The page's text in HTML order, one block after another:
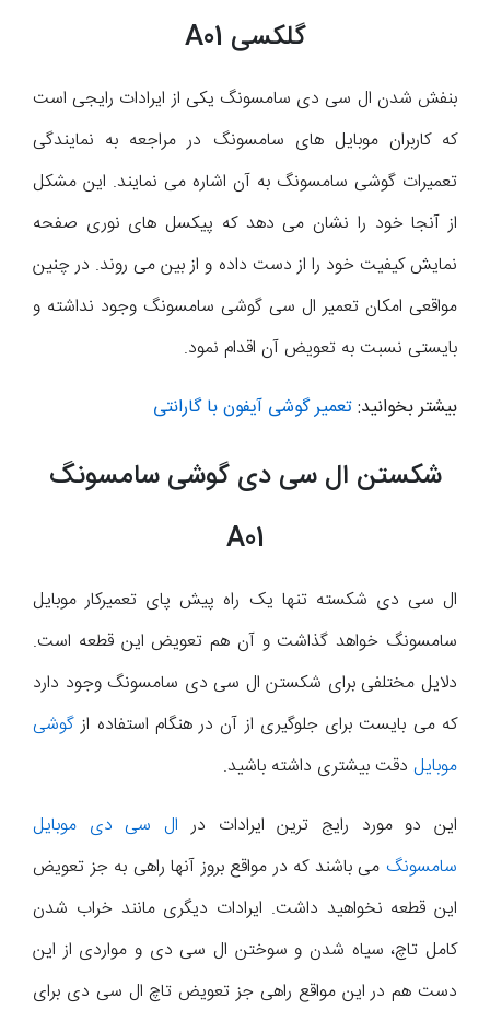
گلکسی A01
بنفش شدن ال سی دی سامسونگ یکی از ایرادات رایجی است
که کاربران موبایل های سامسونگ در مراجعه به نمایندگی
تعمیرات گوشی سامسونگ به آن اشاره می نمایند. این مشکل
از آنجا خود را نشان می دهد که پیکسل های نوری صفحه
نمایش کیفیت خود را از دست داده و از بین می روند. در چنین
مواقعی امکان تعمیر ال سی گوشی سامسونگ وجود نداشته و
بایستی نسبت به تعویض آن اقدام نمود.
بیشتر بخوانید:تعمیر گوشی آیفون با گارانتی
شکستن ال سی دی گوشی سامسونگ
A01
ال سی دی شکسته تنها یک راه پیش پای تعمیرکار موبایل
سامسونگ خواهد گذاشت و آن هم تعویض این قطعه است.
دلایل مختلفی برای شکستن ال سی دی سامسونگ وجود دارد
که می بایست برای جلوگیری از آن در هنگام استفاده ازگوشی
موبایل دقت بیشتری داشته باشید.
این دو مورد رایج ترین ایرادات در ال سی دی موبایل
سامسونگ می باشند که در مواقع بروز آنها راهی به جز تعویض
این قطعه نخواهید داشت. ایرادات دیگری مانند خراب شدن
کامل تاچ، سیاه شدن و سوختن ال سی دی و مواردی از این
دست هم در این مواقع راهی جز تعویض تاچ ال سی دی برای